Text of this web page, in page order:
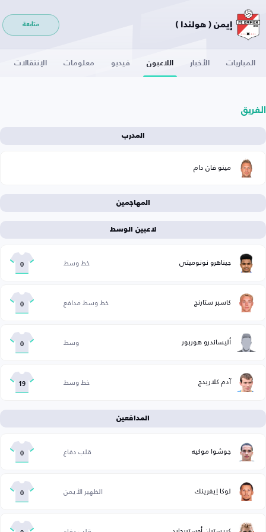
إيمن ( هولندا ) متابعة
المباريات الأخبار اللاعبون فيديو معلومات الإنتقالات
الفريق
المدرب
مينو فان دام
المهاجمين
لاعبين الوسط
جيناهرو نونوميتي خط وسط 0
كاسبر ستارنج خط وسط مدافع 0
أليساندرو هوربور وسط 0
آدم كلاريدج خط وسط 19
المدافعين
جوشوا موكيه قلب دفاع 0
لوكا إيفرينك الظهير الأيمن 0